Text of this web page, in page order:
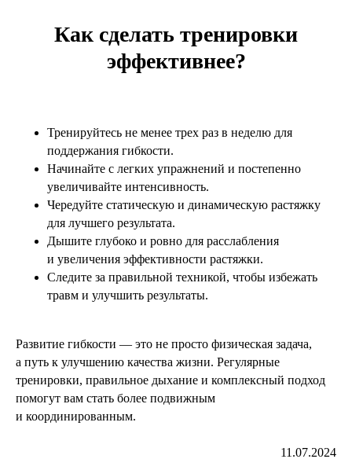
Как сделать тренировки
эффективнее?
Тренируйтесь не менее трех раз в неделю для
поддержания гибкости.
Начинайте с легких упражнений и постепенно
увеличивайте интенсивность.
Чередуйте статическую и динамическую растяжку
для лучшего результата.
Дышите глубоко и ровно для расслабления
и увеличения эффективности растяжки.
Следите за правильной техникой, чтобы избежать
травм и улучшить результаты.
Развитие гибкости — это не просто физическая задача,
а путь к улучшению качества жизни. Регулярные
тренировки, правильное дыхание и комплексный подход
помогут вам стать более подвижным
и координированным.
11.07.2024